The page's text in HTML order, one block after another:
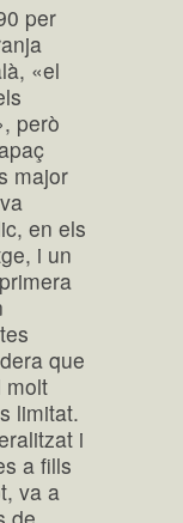
per
«el
però
major
en els
i un
que
molt
limitat.
i
a fills
va a